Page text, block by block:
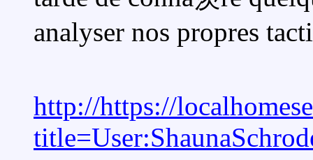
analyser nos propres
http://https://